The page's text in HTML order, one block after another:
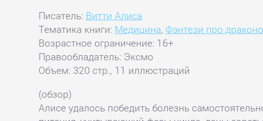
Писатель: Витти Алиса
Тематика книги: Медицина,Фэнтези про
Возрастное ограничение: 16+
Правообладатель: Эксмо
Объем: 320 стр., 11 иллюстраций
(обзор)
Алисе удалось победить болезнь